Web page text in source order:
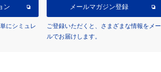
ン
にシミュレ
メールマガジン登録
ご登録いただくと、さまざまな情報をメー
ルでお届けします。